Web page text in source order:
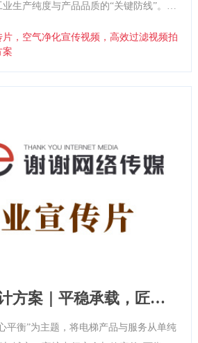
生产纯度与产品品质的“关键防线”。通
品牌形象。
，空气净化宣传视频，高效过滤视频拍
案
方案｜平稳承载，匠心
平衡”为主题，将电梯产品与服务从单纯